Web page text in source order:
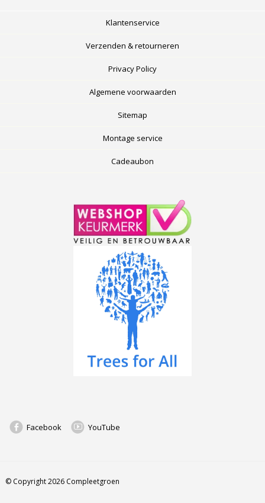
Klantenservice
Verzenden & retourneren
Privacy Policy
Algemene voorwaarden
Sitemap
Montage service
Cadeaubon
Facebook YouTube
© Copyright 2026 Compleetgroen